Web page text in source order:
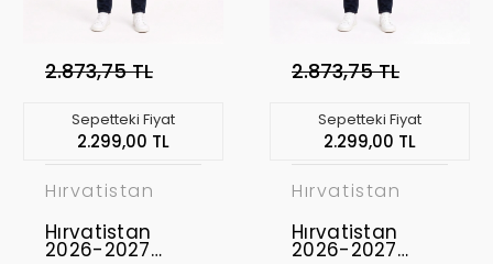
2.873,75 TL
Sepetteki Fiyat
2.299,00 TL
Hırvatistan
Hırvatistan
2026-2027
2.873,75 TL
Sepetteki Fiyat
2.299,00 TL
Hırvatistan
Hırvatistan
2026-2027